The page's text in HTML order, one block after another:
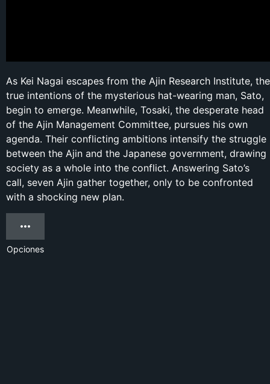
As Kei Nagai escapes from the Ajin Research Institute, the
true intentions of the mysterious hat-wearing man, Sato,
begin to emerge. Meanwhile, Tosaki, the desperate head
of the Ajin Management Committee, pursues his own
agenda. Their conflicting ambitions intensify the struggle
between the Ajin and the Japanese government, drawing
society as a whole into the conflict. Answering Sato’s
call, seven Ajin gather together, only to be confronted
with a shocking new plan.
Opciones